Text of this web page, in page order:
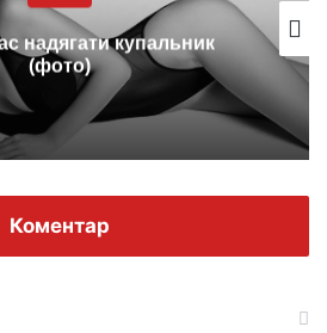
надягати купальник
(фото)
Коментар